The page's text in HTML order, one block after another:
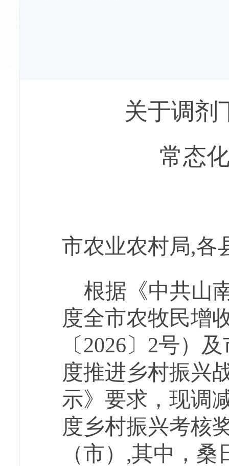
关于调剂
常态
市农业农村局,各
根据 《中共山
度全市农牧民增
〔2026〕2号）
度推进乡村振兴
示》要求，现调
度乡村振兴考核
（市） ,其中， 桑